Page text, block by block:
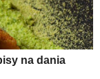
na dania